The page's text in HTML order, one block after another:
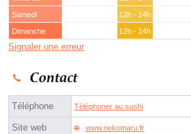
Samedi
12h - 14h
Dimanche
12h - 14h
Signaler une erreur
Contact
Téléphone Téléphoner au sushi
Site web www.nekomaru.fr